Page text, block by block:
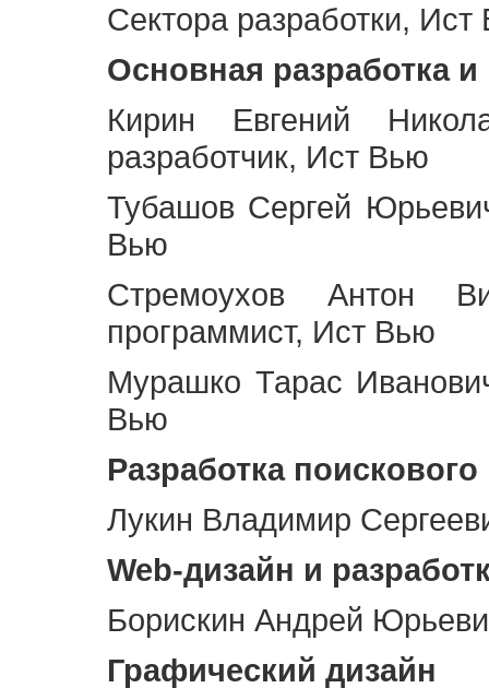
Сектора разработки,
Основная разработка
Кирин Евгений
разработчик, Ист Вью
Тубашов Сергей
Вью
Стремоухов Антон
программист, Ист Вью
Мурашко Тарас
Вью
Разработка
Лукин Владимир
Web-дизайн и
Борискин Андрей
Графический дизайн